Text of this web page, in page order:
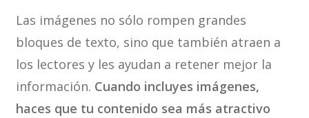
Las imágenes no sólo rompen grandes
bloques de texto, sino que también atraen a
los lectores y les ayudan a retener mejor la
información. Cuando incluyes imágenes,
haces que tu contenido sea más atractivo